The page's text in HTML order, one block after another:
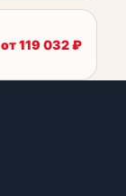
от119 032₽